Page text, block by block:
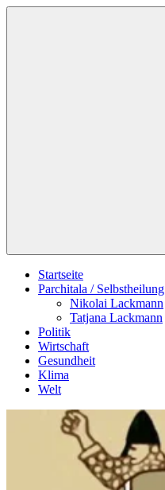
Zum
Startseite
Parchitala / Selbstheilung
Nikolai Lackmann
Tatjana Lackmann
Politik
Wirtschaft
Gesundheit
Klima
Welt